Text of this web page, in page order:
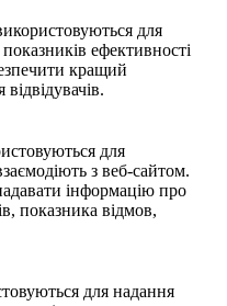
для
ефективності
кращий
для
з веб-сайтом.
інформацію про
показника відмов,
для надання